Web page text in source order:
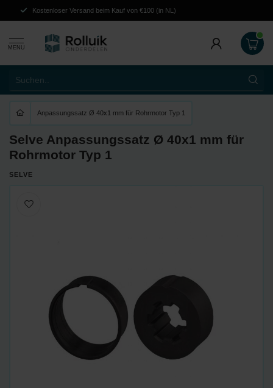
Kostenloser Versand beim Kauf von €100 (in NL)
MENU
Anpassungssatz Ø 40x1 mm für Rohrmotor Typ 1
Selve Anpassungssatz Ø 40x1 mm für
Rohrmotor Typ 1
SELVE